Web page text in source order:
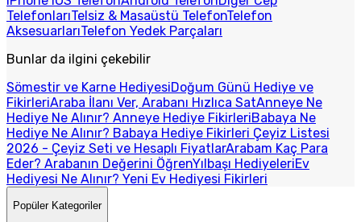
TelefonlarıTelsiz & Masaüstü TelefonTelefon
AksesuarlarıTelefon Yedek Parçaları
Bunlar da ilgini çekebilir
Sömestir ve Karne HediyesiDoğum Günü Hediye ve
FikirleriAraba İlanı Ver, Arabanı Hızlıca SatAnneye Ne
Hediye Ne Alınır? Anneye Hediye FikirleriBabaya Ne
Hediye Ne Alınır? Babaya Hediye Fikirleri Çeyiz Listesi
2026 - Çeyiz Seti ve Hesaplı FiyatlarArabam Kaç Para
Eder? Arabanın Değerini ÖğrenYılbaşı HediyeleriEv
Hediyesi Ne Alınır? Yeni Ev Hediyesi Fikirleri
Popüler Kategoriler